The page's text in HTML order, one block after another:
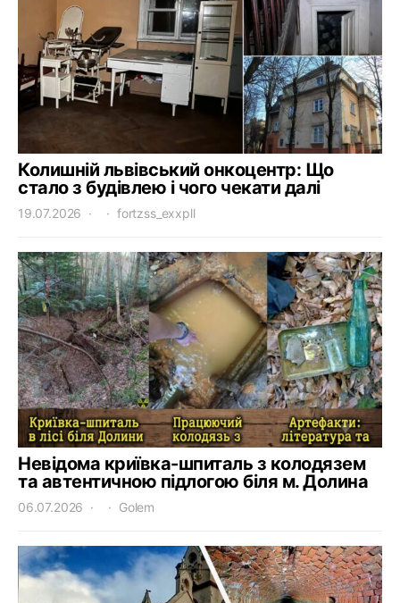
Колишній львівський онкоцентр: Що
стало з будівлею і чого чекати далі
19.07.2026 fortzss_exxpll
Невідома криївка-шпиталь з колодязем
та автентичною підлогою біля м. Долина
06.07.2026 Golem